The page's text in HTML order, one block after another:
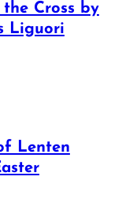
Cross by
Liguori
Lenten